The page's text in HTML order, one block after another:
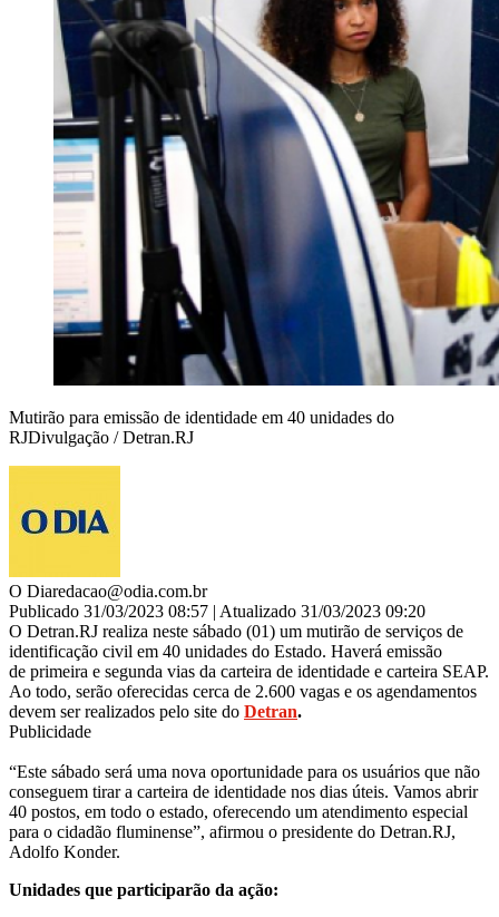
Mutirão para emissão de identidade em 40 unidades do
RJDivulgação / Detran.RJ
O Diaredacao@odia.com.br
Publicado 31/03/2023 08:57 | Atualizado 31/03/2023 09:20
O Detran.RJ realiza neste sábado (01) um mutirão de serviços de
identificação civil em 40 unidades do Estado. Haverá emissão
de primeira e segunda vias da carteira de identidade e carteira SEAP.
Ao todo, serão oferecidas cerca de 2.600 vagas e os agendamentos
devem ser realizados pelo site do Detran.
Publicidade
“Este sábado será uma nova oportunidade para os usuários que não
conseguem tirar a carteira de identidade nos dias úteis. Vamos abrir
40 postos, em todo o estado, oferecendo um atendimento especial
para o cidadão fluminense”, afirmou o presidente do Detran.RJ,
Adolfo Konder.
Unidades que participarão da ação: